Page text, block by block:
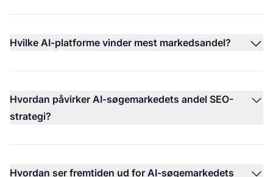
Hvilke AI-platforme vinder mest markedsandel?
Hvordan påvirker AI-søgemarkedets andel SEO-
strategi?
Hvordan ser fremtiden ud for AI-søgemarkedets